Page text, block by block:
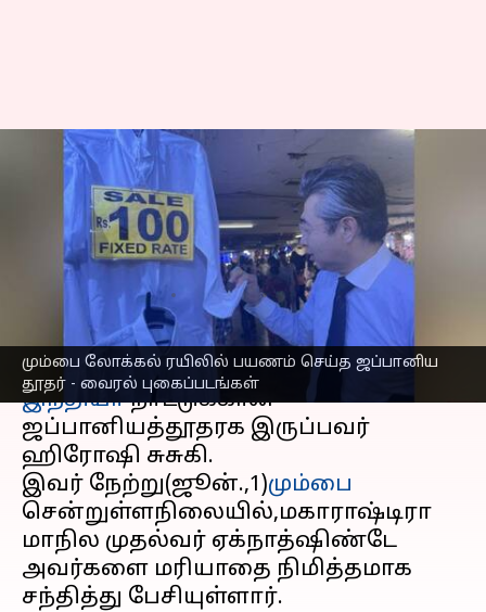
மும்பை லோக்கல் ரயிலில் பயணம் செய்த ஜப்பானிய
தூதர் - வைரல் புகைப்படங்கள்
மும்பை லோக்கல் ரயிலில்
பயணம் செய்த ஜப்பானிய
தூதர் - வைரல்
புகைப்படங்கள்
எழுதியவர் Nivetha P Jun 02, 2023 06:24 pm
செய்தி முன்னோட்டம்
இந்தியாநாட்டுக்கான
ஜப்பானியத்தூதரக இருப்பவர்
ஹிரோஷி சுசுகி.
இவர் நேற்று(ஜூன்.,1)மும்பை
சென்றுள்ளநிலையில்,மகாராஷ்டிரா
மாநில முதல்வர் ஏக்நாத்ஷிண்டே
அவர்களை மரியாதை நிமித்தமாக
சந்தித்து பேசியுள்ளார்.